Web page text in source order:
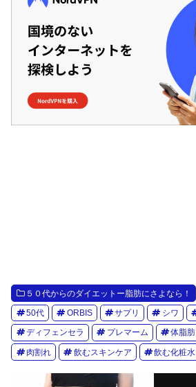
５０代からのダイエットー脂肪にさよなら！
50代 ORBIS サプリ シワ
ディフェンセラ プレマーム 体脂肪
肉割れ 飲むスキンケア 飲む化粧水